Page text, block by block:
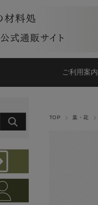
ご利用案内
TOP 葉・花